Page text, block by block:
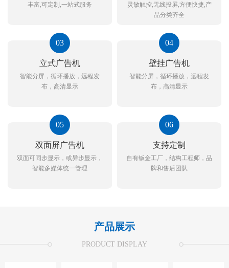
丰富,可定制,一站式服务
灵敏触控,无线投屏,方便快捷,产
品分类齐全
03
立式广告机
智能分屏，循环播放，远程发
布，高清显示
04
壁挂广告机
智能分屏，循环播放，远程发
布，高清显示
05
双面屏广告机
双面可同步显示，或异步显示，
智能多媒体统一管理
06
支持定制
自有钣金工厂，结构工程师，品
牌和售后团队
产品展示
PRODUCT DISPLAY